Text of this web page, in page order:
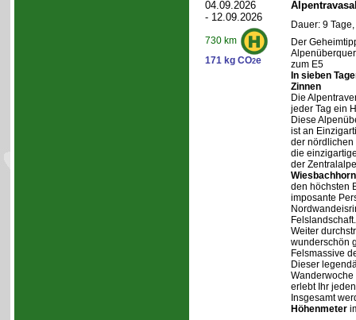
04.09.2026
- 12.09.2026
730 km
171 kg CO2e
Dauer: 9
Der
zum E5
In sieben
Zinnen
Die
jeder Tag ein
Diese
ist an
der
die
der
den höchsten
imposante
Felslandschaft.
Weiter
wunderschön
Felsmassive
Dieser
erlebt Ihr
Insgesamt
Höhenmeter